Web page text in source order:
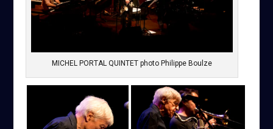
MICHEL PORTAL QUINTET photo Philippe Boulze